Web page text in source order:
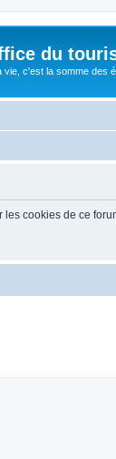
du
vie, c'est la somme des
les cookies de ce